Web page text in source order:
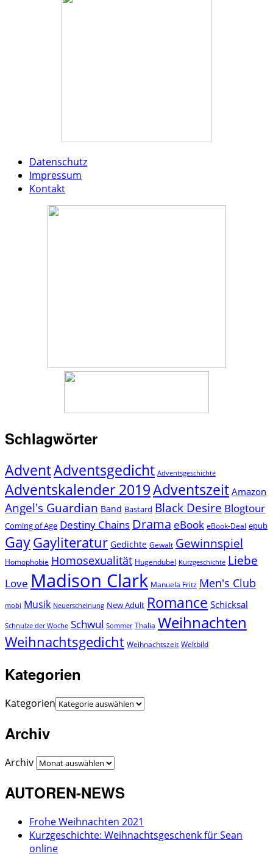
Datenschutz
Impressum
Kontakt
Schlagwörter
AdventAdventsgedicht Adventsgeschichte
Adventskalender 2019Adventszeit Amazon
Angel's Guardian Band Bastard Black Desire Blogtour
Coming of Age Destiny Chains Drama eBook eBook-Deal epub
GayGayliteratur Gedichte Gewalt Gewinnspiel
Homophobie Homosexualität Hugendubel Kurzgeschichte Liebe
Love Madison Clark Manuela Fritz Men's Club
mobi Musik Neuerscheinung New Adult Romance Schicksal
Schnulze der Woche Schwul Sommer Thalia Weihnachten
Weihnachtsgedicht Weihnachtszeit Weltbild
Kategorien
Kategorien
Archiv
Archiv
AUTOREN-NEWS
Frohe Weihnachten 2021
Kurzgeschichte: Weihnachtsgeschenk für Sean
online